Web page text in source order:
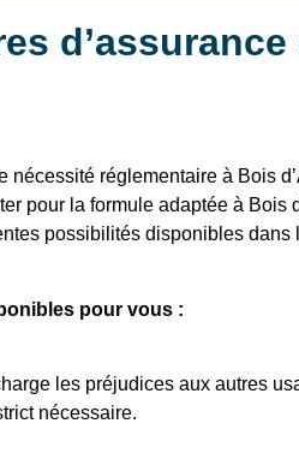
nécessité réglementaire à Bois
pour la formule adaptée à Bois
possibilités disponibles dans
pour vous :
les préjudices aux autres
nécessaire.